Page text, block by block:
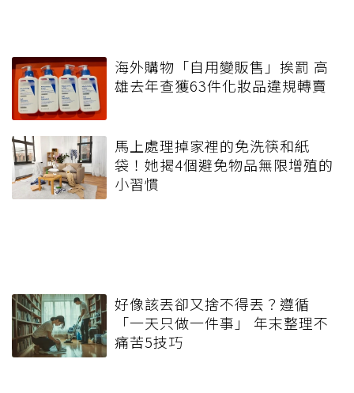
海外購物「自用變販售」挨罰 高
雄去年查獲63件化妝品違規轉賣
馬上處理掉家裡的免洗筷和紙
袋！她揭4個避免物品無限增殖的
小習慣
好像該丟卻又捨不得丟？遵循
「一天只做一件事」 年末整理不
痛苦5技巧